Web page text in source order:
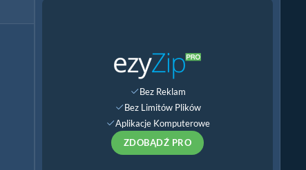
Bez Reklam
Bez Limitów Plików
Aplikacje Komputerowe
ZDOBĄDŹ PRO